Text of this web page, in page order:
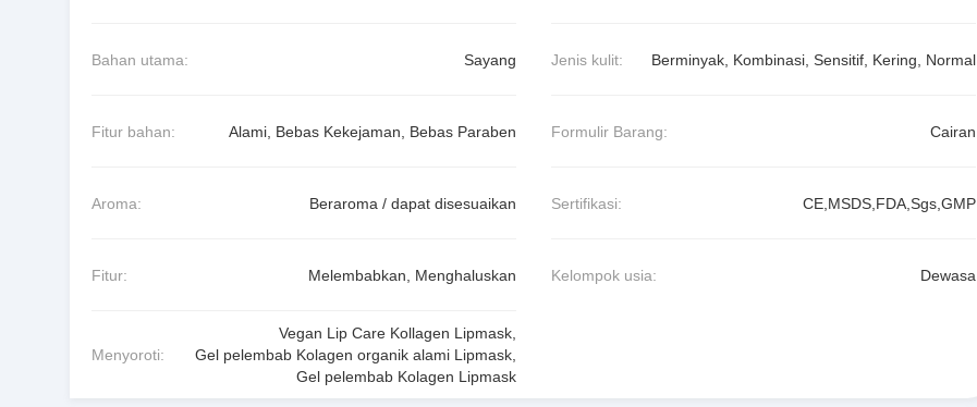
Bahan utama: Sayang Jenis kulit: Berminyak, Kombinasi, Sensitif, Kering, Normal
Fitur bahan: Alami, Bebas Kekejaman, Bebas Paraben Formulir Barang: Cairan
Aroma: Beraroma / dapat disesuaikan Sertifikasi: CE,MSDS,FDA,Sgs,GMP
Fitur: Melembabkan, Menghaluskan Kelompok usia: Dewasa
Menyoroti:
Vegan Lip Care Kollagen Lipmask,
Gel pelembab Kolagen organik alami Lipmask,
Gel pelembab Kolagen Lipmask